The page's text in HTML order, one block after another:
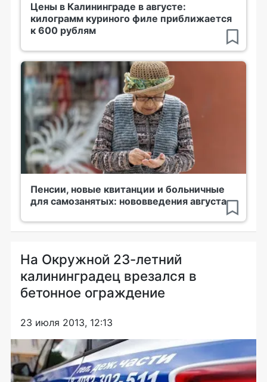
Цены в Калининграде в августе:
килограмм куриного филе приближается
к 600 рублям
Пенсии, новые квитанции и больничные
для самозанятых: нововведения августа
На Окружной 23-летний
калининградец врезался в
бетонное ограждение
23 июля 2013, 12:13